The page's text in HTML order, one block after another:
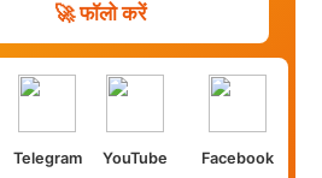
🚀 फॉलो करें
Telegram YouTube Facebook